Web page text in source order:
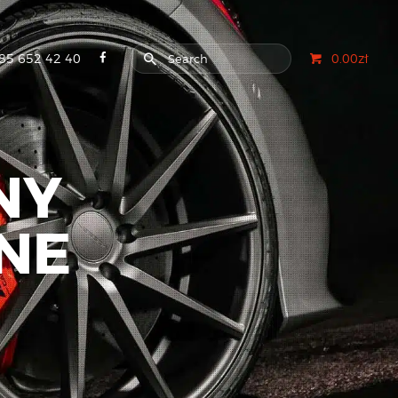
652 42 40 0.00zł